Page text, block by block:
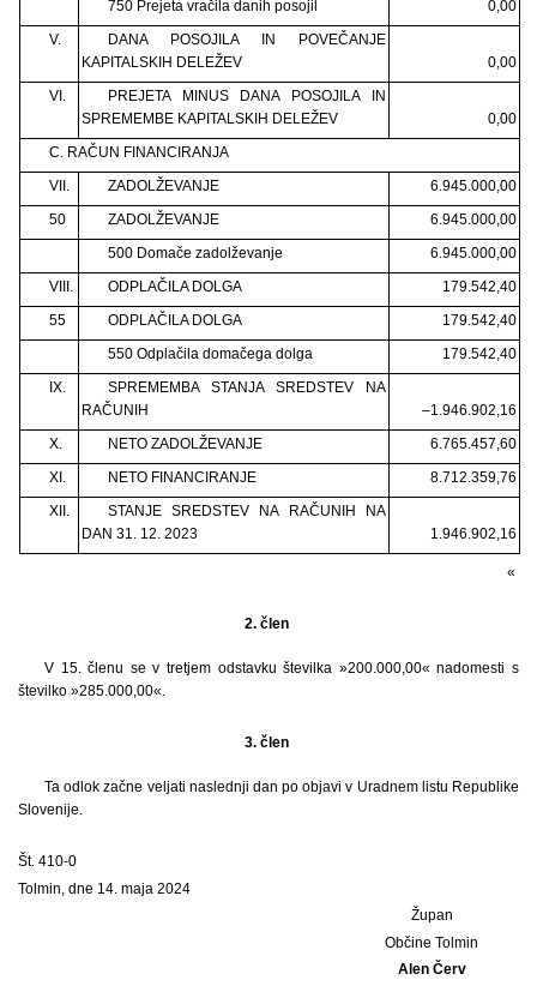
750 Prejeta vračila danih posojil
0,00
V.
DANA POSOJILA IN POVEČANJE
KAPITALSKIH DELEŽEV
0,00
VI.
PREJETA MINUS DANA POSOJILA IN
SPREMEMBE KAPITALSKIH DELEŽEV
0,00
C. RAČUN FINANCIRANJA
VII.
ZADOLŽEVANJE
6.945.000,00
50
ZADOLŽEVANJE
6.945.000,00
500 Domače zadolževanje
6.945.000,00
VIII.
ODPLAČILA DOLGA
179.542,40
55
ODPLAČILA DOLGA
179.542,40
550 Odplačila domačega dolga
179.542,40
IX.
SPREMEMBA STANJA SREDSTEV NA
RAČUNIH
–1.946.902,16
X.
NETO ZADOLŽEVANJE
6.765.457,60
XI.
NETO FINANCIRANJE
8.712.359,76
XII.
STANJE SREDSTEV NA RAČUNIH NA
DAN 31. 12. 2023
1.946.902,16
«
2. člen
V 15. členu se v tretjem odstavku številka »200.000,00« nadomesti s
številko »285.000,00«.
3. člen
Ta odlok začne veljati naslednji dan po objavi v Uradnem listu Republike
Slovenije.
Št. 410-0
Tolmin, dne 14. maja 2024
Župan
Občine Tolmin
Alen Červ